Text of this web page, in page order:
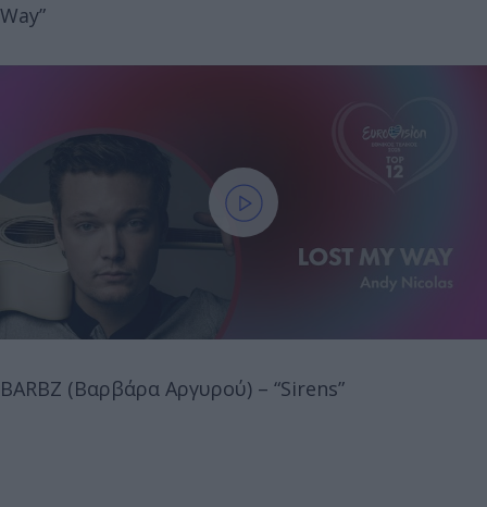
Way”
BARBZ (Βαρβάρα Αργυρού) – “Sirens”